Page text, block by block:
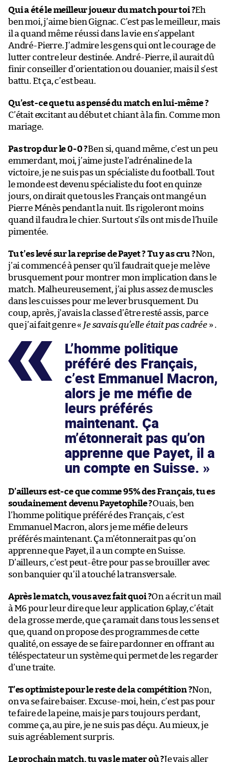
Qui a été le meilleur joueur du match pour toi ?Eh
ben moi, j’aime bien Gignac. C’est pas le meilleur, mais
il a quand même réussi dans la vie en s’appelant
André-Pierre. J’admire les gens qui ont le courage de
lutter contre leur destinée. André-Pierre, il aurait dû
finir conseiller d’orientation ou douanier, mais il s’est
battu. Et ça, c’est beau.
Qu’est-ce que tu as pensé du match en lui-même ?
C’était excitant au début et chiant à la fin. Comme mon
mariage.
Pas trop dur le 0-0 ?Ben si, quand même, c’est un peu
emmerdant, moi, j’aime juste l’adrénaline de la
victoire, je ne suis pas un spécialiste du football. Tout
le monde est devenu spécialiste du foot en quinze
jours, on dirait que tous les Français ont mangé un
Pierre Ménès pendant la nuit. Ils rigoleront moins
quand il faudra le chier. Surtout s’ils ont mis de l’huile
pimentée.
Tu t’es levé sur la reprise de Payet ? Tu y as cru ?Non,
j’ai commencé à penser qu’il faudrait que je me lève
brusquement pour montrer mon implication dans le
match. Malheureusement, j’ai plus assez de muscles
dans les cuisses pour me lever brusquement. Du
coup, après, j’avais la classe d’être resté assis, parce
que j’ai fait genre « Je savais qu’elle était pas cadrée» .
L’homme politique
préféré des Français,
c’est Emmanuel Macron,
alors je me méfie de
leurs préférés
maintenant. Ça
m’étonnerait pas qu’on
apprenne que Payet, il a
un compte en Suisse.
D’ailleurs est-ce que comme 95% des Français, tu es
soudainement devenu Payetophile ?Ouais, ben
l’homme politique préféré des Français, c’est
Emmanuel Macron, alors je me méfie de leurs
préférés maintenant. Ça m’étonnerait pas qu’on
apprenne que Payet, il a un compte en Suisse.
D’ailleurs, c’est peut-être pour pas se brouiller avec
son banquier qu’il a touché la transversale.
Après le match, vous avez fait quoi ?On a écrit un mail
à M6 pour leur dire que leur application 6play, c’était
de la grosse merde, que ça ramait dans tous les sens et
que, quand on propose des programmes de cette
qualité, on essaye de se faire pardonner en offrant au
téléspectateur un système qui permet de les regarder
d’une traite.
T’es optimiste pour le reste de la compétition ?Non,
on va se faire baiser. Excuse-moi, hein, c’est pas pour
te faire de la peine, mais je pars toujours perdant,
comme ça, au pire, je ne suis pas déçu. Au mieux, je
suis agréablement surpris.
Le prochain match, tu vas le mater où ?Je vais aller